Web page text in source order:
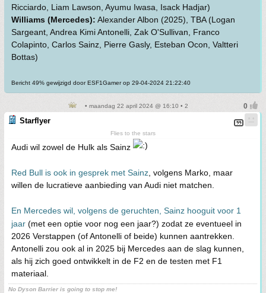
Ricciardo, Liam Lawson, Ayumu Iwasa, Isack Hadjar)
Williams (Mercedes): Alexander Albon (2025), TBA (Logan
Sargeant, Andrea Kimi Antonelli, Zak O'Sullivan, Franco
Colapinto, Carlos Sainz, Pierre Gasly, Esteban Ocon, Valtteri
Bottas)
Bericht 49% gewijzigd door ESF1Gamer op 29-04-2024 21:22:40
• maandag 22 april 2024 @ 16:10 • 2
Starflyer
Flies to the stars
Audi wil zowel de Hulk als Sainz
Red Bull is ook in gesprek met Sainz , volgens Marko, maar
willen de lucratieve aanbieding van Audi niet matchen.
En Mercedes wil, volgens de geruchten, Sainz hooguit voor 1
jaar (met een optie voor nog een jaar?) zodat ze eventueel in
2026 Verstappen (of Antonelli of beide) kunnen aantrekken.
Antonelli zou ook al in 2025 bij Mercedes aan de slag kunnen,
als hij zich goed ontwikkelt in de F2 en de testen met F1
materiaal.
No Dyson Barrier is going to stop me!